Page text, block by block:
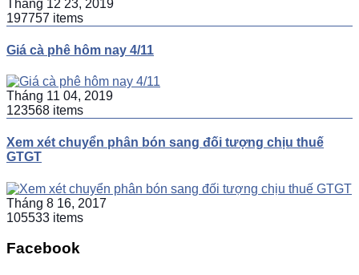
Tháng 12 23, 2019
197757 items
Giá cà phê hôm nay 4/11
Tháng 11 04, 2019
123568 items
Xem xét chuyển phân bón sang đối tượng chịu thuế
GTGT
Tháng 8 16, 2017
105533 items
Facebook